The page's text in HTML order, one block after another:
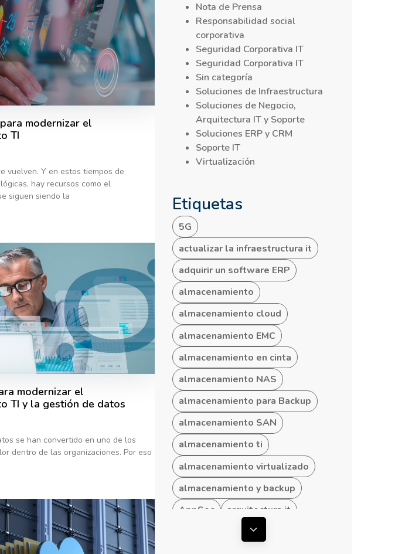
para modernizar el
TI
vuelven. Y en estos tiempos de
hay recursos como el
siguen siendo la
modernizar el
TI y la gestión de datos
se han convertido en uno de los
dentro de las organizaciones. Por eso
Nota de Prensa
Responsabilidad social
corporativa
Seguridad Corporativa IT
Seguridad Corporativa IT
Sin categoría
Soluciones de Infraestructura
Soluciones de Negocio,
Arquitectura IT y Soporte
Soluciones ERP y CRM
Soporte IT
Virtualización
Etiquetas
5G
actualizar la infraestructura it
adquirir un software ERP
almacenamiento
almacenamiento cloud
almacenamiento EMC
almacenamiento en cinta
almacenamiento NAS
almacenamiento para Backup
almacenamiento SAN
almacenamiento ti
almacenamiento virtualizado
almacenamiento y backup
AppSec
arquitectura it
Mostrar todas las etiquetas